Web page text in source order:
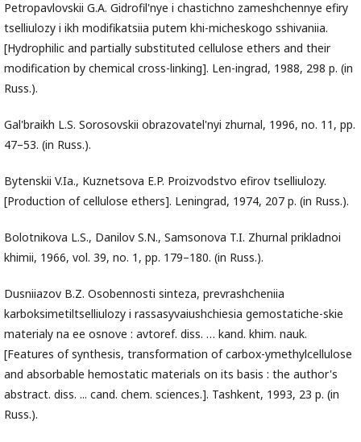
Petropavlovskii G.A. Gidrofil'nye i chastichno zameshchennye efiry
tselliulozy i ikh modifikatsiia putem khi-micheskogo sshivaniia.
[Hydrophilic and partially substituted cellulose ethers and their
modification by chemical cross-linking]. Len-ingrad, 1988, 298 p. (in
Russ.).
Gal'braikh L.S. Sorosovskii obrazovatel'nyi zhurnal, 1996, no. 11, pp.
47–53. (in Russ.).
Bytenskii V.Ia., Kuznetsova E.P. Proizvodstvo efirov tselliulozy.
[Production of cellulose ethers]. Leningrad, 1974, 207 p. (in Russ.).
Bolotnikova L.S., Danilov S.N., Samsonova T.I. Zhurnal prikladnoi
khimii, 1966, vol. 39, no. 1, pp. 179–180. (in Russ.).
Dusniiazov B.Z. Osobennosti sinteza, prevrashcheniia
karboksimetiltselliulozy i rassasyvaiushchiesia gemostatiche-skie
materialy na ee osnove : avtoref. diss. … kand. khim. nauk.
[Features of synthesis, transformation of carbox-ymethylcellulose
and absorbable hemostatic materials on its basis : the author's
abstract. diss. ... cand. chem. sciences.]. Tashkent, 1993, 23 p. (in
Russ.).